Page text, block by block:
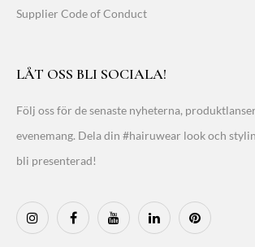
Supplier Code of Conduct
LÅT OSS BLI SOCIALA!
Följ oss för de senaste nyheterna,
evenemang. Dela din #hairuwear look och
bli presenterad!